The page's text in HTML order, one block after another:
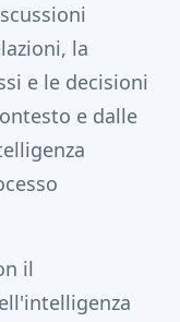
la
e le decisioni
e dalle
il